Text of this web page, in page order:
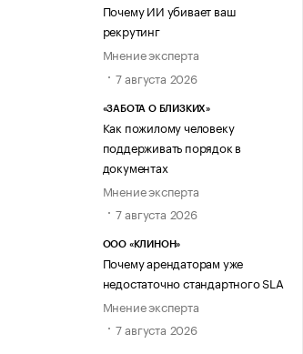
Почему ИИ убивает ваш
рекрутинг
Мнение эксперта
7 августа 2026
«ЗАБОТА О БЛИЗКИХ»
Как пожилому человеку
поддерживать порядок в
документах
Мнение эксперта
7 августа 2026
ООО «КЛИНОН»
Почему арендаторам уже
недостаточно стандартного SLA
Мнение эксперта
7 августа 2026